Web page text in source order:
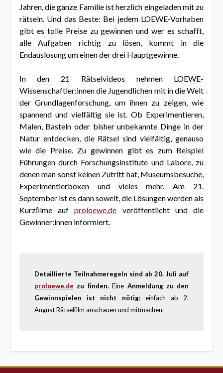
Jahren, die ganze Familie ist herzlich eingeladen mit zu
rätseln. Und das Beste: Bei jedem LOEWE-Vorhaben
gibt es tolle Preise zu gewinnen und wer es schafft,
alle Aufgaben richtig zu lösen, kommt in die
Endauslosung um einen der drei Hauptgewinne.
In den 21 Rätselvideos nehmen LOEWE-
Wissenschaftler:innen die Jugendlichen mit in die Welt
der Grundlagenforschung, um ihnen zu zeigen, wie
spannend und vielfältig sie ist. Ob Experimentieren,
Malen, Basteln oder bisher unbekannte Dinge in der
Natur entdecken, die Rätsel sind vielfältig, genauso
wie die Preise. Zu gewinnen gibt es zum Beispiel
Führungen durch Forschungsinstitute und Labore, zu
denen man sonst keinen Zutritt hat, Museumsbesuche,
Experimentierboxen und vieles mehr. Am 21.
September ist es dann soweit, die Lösungen werden als
Kurzﬁlme aufproloewe.de veröffentlicht und die
Gewinner:innen informiert.
Detaillierte Teilnahmeregeln sind ab 20. Juli auf
proloewe.de zu ﬁnden.Eine Anmeldung zu den
Gewinnspielen ist nicht nötig:einfach ab 2.
August Rätselfilm anschauen und mitmachen.